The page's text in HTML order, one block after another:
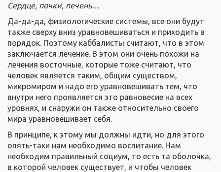
Сердце, почки, печень…
Да-да-да, физиологические системы, все они будут
также сверху вниз уравновешиваться и приходить в
порядок. Поэтому каббалисты считают, что в этом
заключается лечение. В этом они очень похожи на
лечения восточные, которые тоже считают, что
человек является таким, общим существом,
микромиром и надо его уравновешивать тем, что
внутри него проявляется это равновесие на всех
уровнях, и снаружи он также относительно своего
мира уравновешивает себя.
В принципе, к этому мы должны идти, но для этого
опять-таки нам необходимо воспитание. Нам
необходим правильный социум, то есть та оболочка,
в которой человек существует, и чтобы человек